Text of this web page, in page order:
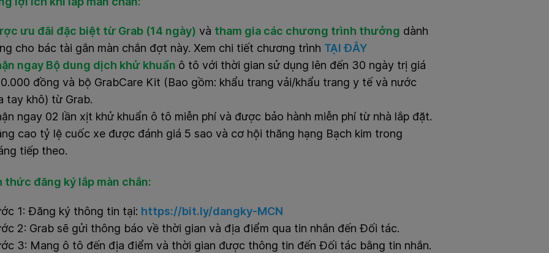
ưu đãi đặc biệt từ Grab (14 ngày) và tham gia các chương trình thưởng dành
cho bác tài gắn màn chắn đợt này. Xem chi tiết chương trình TẠI ĐÂY
ngay Bộ dung dịch khử khuẩn ô tô với thời gian sử dụng lên đến 30 ngày trị giá
đồng và bộ GrabCare Kit (Bao gồm: khẩu trang vải/khẩu trang y tế và nước
tay khô) từ Grab.
ngay 02 lần xịt khử khuẩn ô tô miễn phí và được bảo hành miễn phí từ nhà lắp đặt.
cao tỷ lệ cuốc xe được đánh giá 5 sao và cơ hội thăng hạng Bạch kim trong
tiếp theo.
thức đăng ký lắp màn chắn:
1: Đăng ký thông tin tại: https://bit.ly/dangky-MCN
2: Grab sẽ gửi thông báo về thời gian và địa điểm qua tin nhắn đến Đối tác.
3: Mang ô tô đến địa điểm và thời gian được thông tin đến Đối tác bằng tin nhắn.